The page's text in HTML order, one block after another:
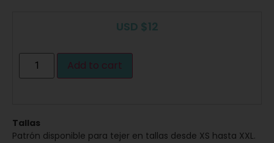
USD $12
Add to cart
Tallas
Patrón disponible para tejer en tallas desde XS hasta XXL.